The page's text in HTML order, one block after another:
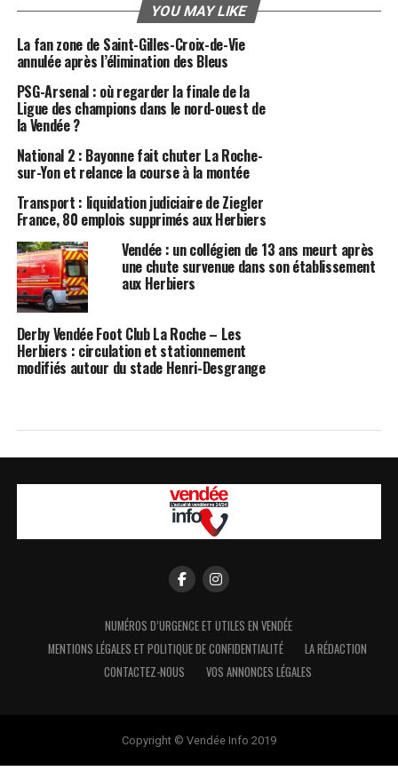
YOU MAY LIKE
La fan zone de Saint-Gilles-Croix-de-Vie
annulée après l’élimination des Bleus
PSG-Arsenal : où regarder la finale de la
Ligue des champions dans le nord-ouest de
la Vendée ?
National 2 : Bayonne fait chuter La Roche-
sur-Yon et relance la course à la montée
Transport : liquidation judiciaire de Ziegler
France, 80 emplois supprimés aux Herbiers
Vendée : un collégien de 13 ans meurt après
une chute survenue dans son établissement
aux Herbiers
Derby Vendée Foot Club La Roche – Les
Herbiers : circulation et stationnement
modifiés autour du stade Henri-Desgrange
NUMÉROS D’URGENCE ET UTILES EN VENDÉE
MENTIONS LÉGALES ET POLITIQUE DE CONFIDENTIALITÉ
LA RÉDACTION
CONTACTEZ-NOUS
VOS ANNONCES LÉGALES
Copyright © Vendée Info 2019